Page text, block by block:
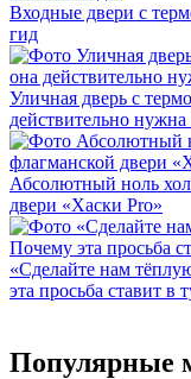
Входные двери с
гид
Уличная дверь с
действительно
Абсолютный ноль
двери «Хаски Pro»
«Сделайте нам
эта просьба ставит в
Популярные